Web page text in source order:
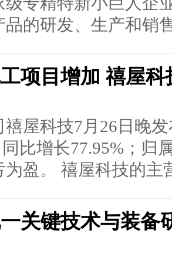
的研发、生产和销
项目增加 禧屋
禧屋科技7月26日晚
比增长77.95%；归
盈。 禧屋科技的主
关键技术与装备